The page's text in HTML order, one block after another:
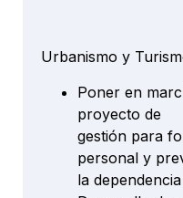
Urbanismo y
Poner en
proyecto de
gestión para
personal y
la